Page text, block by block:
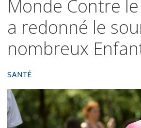
Monde Contre le
a redonné le
nombreux
SANTÉ